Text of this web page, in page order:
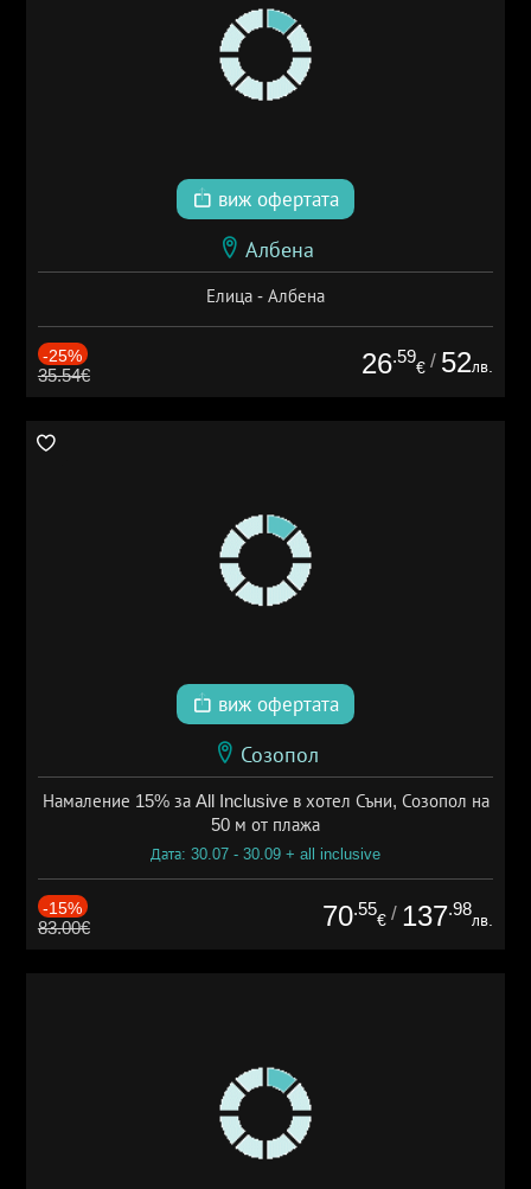
виж офертата
Албена
Елица - Албена
-25%
35.54€ 26.59
€ / 52лв.
виж офертата
Созопол
Намаление 15% за All Inclusive в хотел Съни, Созопол на
50 м от плажа
Дата: 30.07 - 30.09 + all inclusive
-15%
83.00€ 70.55
€ / 137.98
лв.